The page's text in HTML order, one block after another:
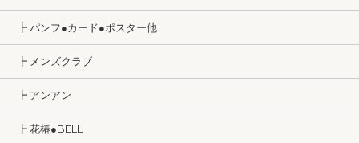
┣ パンフ●カード●ポスター他
┣ メンズクラブ
┣ アンアン
┣ 花椿●BELL